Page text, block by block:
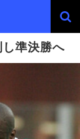
準決勝へ